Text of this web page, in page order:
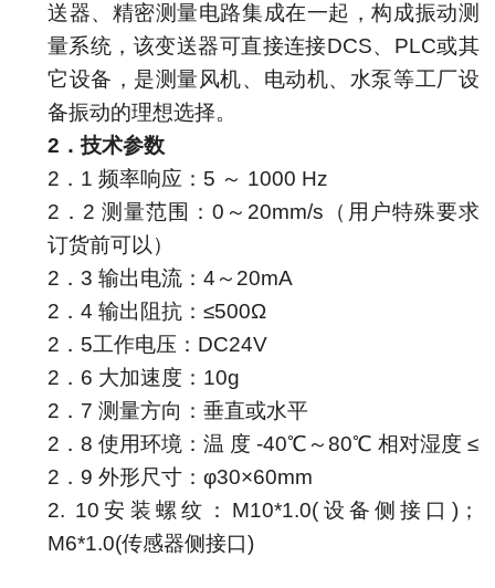
送器、精密测量电路集成在一起，构成振动测
量系统，该变送器可直接连接DCS、PLC或其
它设备，是测量风机、电动机、水泵等工厂设
备振动的理想选择。
2．技术参数
2．1 频率响应： 5 ～ 1000 Hz
2．2 测量范围 ：0 ～ 20mm/s （用户特殊要求
订货前可以）
2． 3 输出电流： 4 ～ 20mA
2． 4 输出阻抗： ≤500Ω
2． 5工作电压： DC24V
2． 6 大加速度： 10g
2． 7 测量方向： 垂直或水平
2． 8 使用环境：温 度 -40℃～80℃ 相对湿度 ≤
2． 9 外形尺寸： φ30×60mm
2. 10 安装螺纹： M10*1.0(设备侧接口)；
M6*1.0(传感器侧接口)